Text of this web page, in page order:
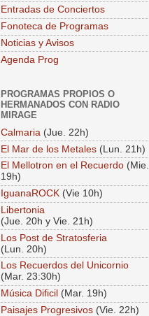
Entradas de Conciertos
Fonoteca de Programas
Noticias y Avisos
Agenda Prog
PROGRAMAS PROPIOS O
HERMANADOS CON RADIO
MIRAGE
Calmaria (Jue. 22h)
El Mar de los Metales (Lun. 21h)
El Mellotron en el Recuerdo (Mie.
19h)
IguanaROCK (Vie 10h)
Libertonia
(Jue. 20h y Vie. 21h)
Los Post de Stratosferia
(Lun. 20h)
Los Recuerdos del Unicornio
(Mar. 23:30h)
Música Dificil (Mar. 19h)
Paisajes Progresivos (Vie. 22h)